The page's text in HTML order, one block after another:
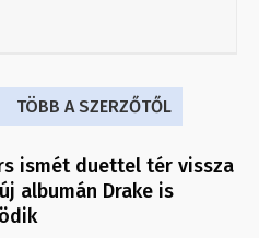
TÖBB A SZERZŐTŐL
ismét duettel tér vissza
albumán Drake is